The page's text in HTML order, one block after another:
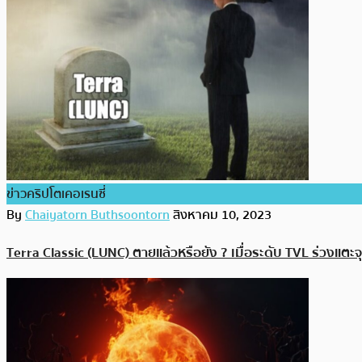
ข่าวคริปโตเคอเรนซี่
ByChaiyatorn Buthsoontornสิงหาคม 10, 2023
Terra Classic (LUNC) ตายแล้วหรือยัง ? เมื่อระดับ TVL ร่วงแ